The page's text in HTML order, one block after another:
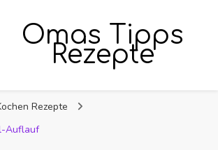
Omas Tipps
Rezepte
Rezepte
Auflauf